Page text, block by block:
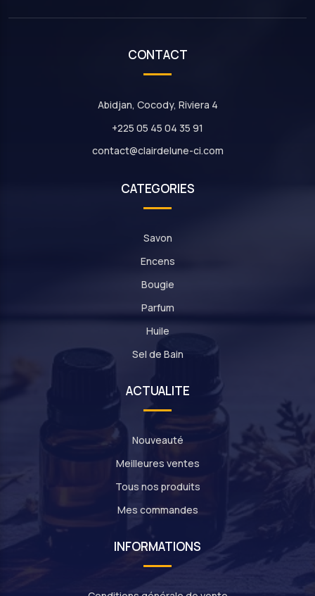
CONTACT
Abidjan, Cocody, Riviera 4
+225 05 45 04 35 91
contact@clairdelune-ci.com
CATEGORIES
Savon
Encens
Bougie
Parfum
Huile
Sel de Bain
ACTUALITE
Nouveauté
Meilleures ventes
Tous nos produits
Mes commandes
INFORMATIONS